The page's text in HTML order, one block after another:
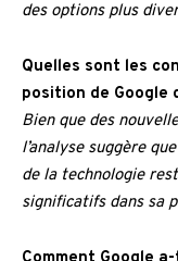
des options plus
Quelles sont les
position de Google
Bien que des
l’analyse suggère
de la technologie
significatifs dans sa